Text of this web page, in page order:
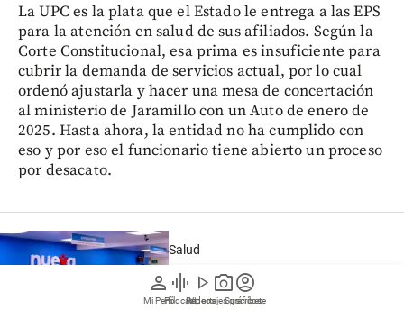
person
Mi Perfil
graphic_eq
Pódcast
play_arrow
Videos
photo_camera
Reportajes gráficos
account_circle
Suscríbete
La UPC es la plata que el Estado le entrega a las EPS
para la atención en salud de sus afiliados. Según la
Corte Constitucional, esa prima es insuficiente para
cubrir la demanda de servicios actual, por lo cual
ordenó ajustarla y hacer una mesa de concertación
al ministerio de Jaramillo con un Auto de enero de
2025. Hasta ahora, la entidad no ha cumplido con
eso y por eso el funcionario tiene abierto un proceso
por desacato.
Salud
Ponen lupa a contrato para dar
atención a pacientes con VIH que la